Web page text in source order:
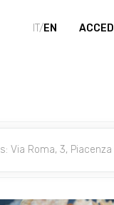
IT/EN ACCEDI